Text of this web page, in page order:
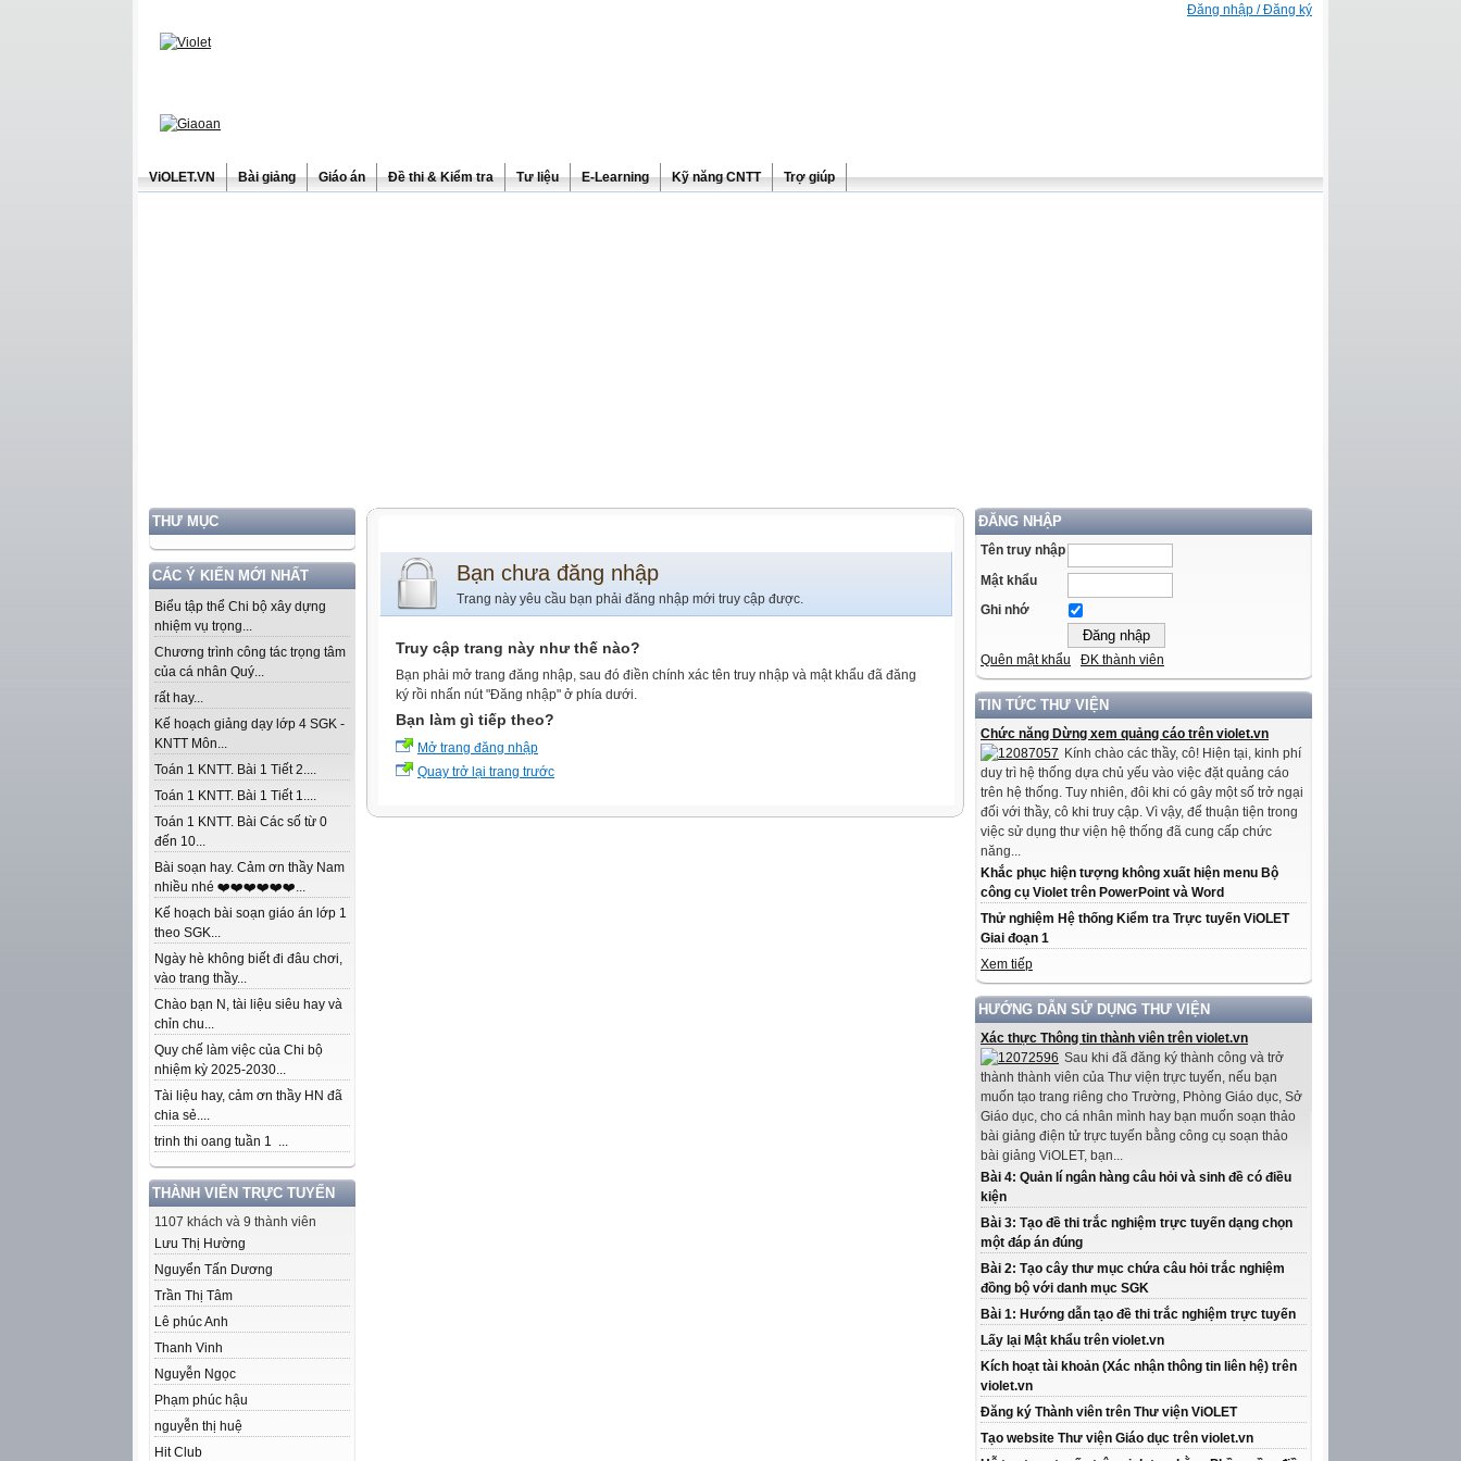
Đăng nhập / Đăng ký
ViOLET.VN Bài giảng Giáo án Đề thi & Kiểm tra Tư liệu E-Learning Kỹ năng CNTT Trợ giúp
THƯ MỤC
CÁC Ý KIẾN MỚI NHẤT
Biểu tập thể Chi bộ xây dựng
nhiệm vụ trọng...
Chương trình công tác trọng tâm
của cá nhân Quý...
rất hay...
Kế hoạch giảng dạy lớp 4 SGK -
KNTT Môn...
Toán 1 KNTT. Bài 1 Tiết 2....
Toán 1 KNTT. Bài 1 Tiết 1....
Toán 1 KNTT. Bài Các số từ 0
đến 10...
Bài soạn hay. Cảm ơn thầy Nam
nhiều nhé ❤️❤️❤️❤️❤️❤️...
Kế hoạch bài soạn giáo án lớp 1
theo SGK...
Ngày hè không biết đi đâu chơi,
vào trang thầy...
Chào bạn N, tài liệu siêu hay và
chỉn chu...
Quy chế làm việc của Chi bộ
nhiệm kỳ 2025-2030...
Tài liệu hay, cảm ơn thầy HN đã
chia sẻ....
trinh thi oang tuần 1 ...
THÀNH VIÊN TRỰC TUYẾN
1107 khách và 9 thành viên
Lưu Thị Hường
Nguyển Tấn Dương
Trần Thị Tâm
Lê phúc Anh
Thanh Vinh
Nguyễn Ngọc
Phạm phúc hậu
nguyễn thị huệ
Hit Club
ĐĂNG NHẬP
Tên truy nhập
Mật khẩu
Ghi nhớ
Quên mật khẩu ĐK thành viên
TIN TỨC THƯ VIỆN
Chức năng Dừng xem quảng cáo trên violet.vn
Kính chào các thầy, cô! Hiện tại, kinh phí
duy trì hệ thống dựa chủ yếu vào việc đặt quảng cáo
trên hệ thống. Tuy nhiên, đôi khi có gây một số trở ngại
đối với thầy, cô khi truy cập. Vì vậy, để thuận tiện trong
việc sử dụng thư viện hệ thống đã cung cấp chức
năng...
Khắc phục hiện tượng không xuất hiện menu Bộ
công cụ Violet trên PowerPoint và Word
Thử nghiệm Hệ thống Kiểm tra Trực tuyến ViOLET
Giai đoạn 1
Xem tiếp
HƯỚNG DẪN SỬ DỤNG THƯ VIỆN
Xác thực Thông tin thành viên trên violet.vn
Sau khi đã đăng ký thành công và trở
thành thành viên của Thư viện trực tuyến, nếu bạn
muốn tạo trang riêng cho Trường, Phòng Giáo dục, Sở
Giáo dục, cho cá nhân mình hay bạn muốn soạn thảo
bài giảng điện tử trực tuyến bằng công cụ soạn thảo
bài giảng ViOLET, bạn...
Bài 4: Quản lí ngân hàng câu hỏi và sinh đề có điều
kiện
Bài 3: Tạo đề thi trắc nghiệm trực tuyến dạng chọn
một đáp án đúng
Bài 2: Tạo cây thư mục chứa câu hỏi trắc nghiệm
đồng bộ với danh mục SGK
Bài 1: Hướng dẫn tạo đề thi trắc nghiệm trực tuyến
Lấy lại Mật khẩu trên violet.vn
Kích hoạt tài khoản (Xác nhận thông tin liên hệ) trên
violet.vn
Đăng ký Thành viên trên Thư viện ViOLET
Tạo website Thư viện Giáo dục trên violet.vn
Bạn chưa đăng nhập
Trang này yêu cầu bạn phải đăng nhập mới truy cập được.
Truy cập trang này như thế nào?
Bạn phải mở trang đăng nhập, sau đó điền chính xác tên truy nhập và mật khẩu đã đăng
ký rồi nhấn nút "Đăng nhập" ở phía dưới.
Bạn làm gì tiếp theo?
Mở trang đăng nhập
Quay trở lại trang trước